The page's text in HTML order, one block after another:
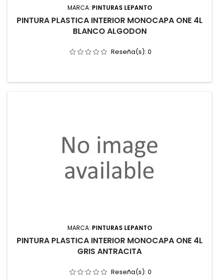
MARCA: PINTURAS LEPANTO
PINTURA PLASTICA INTERIOR MONOCAPA ONE 4L
BLANCO ALGODON
Reseña(s): 0
MARCA: PINTURAS LEPANTO
PINTURA PLASTICA INTERIOR MONOCAPA ONE 4L
GRIS ANTRACITA
Reseña(s): 0